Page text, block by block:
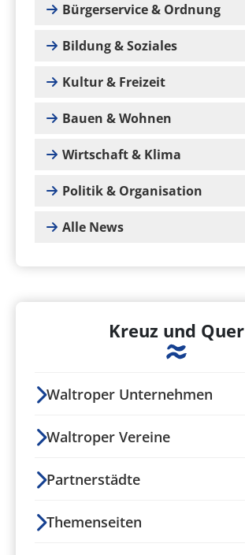
Bürgerservice & Ordnung
Bildung & Soziales
Kultur & Freizeit
Bauen & Wohnen
Wirtschaft & Klima
Politik & Organisation
Alle News
Kreuz und Quer
Waltroper Unternehmen
Waltroper Vereine
Partnerstädte
Themenseiten